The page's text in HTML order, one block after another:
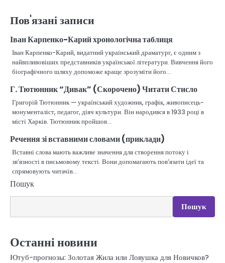
Пов'язані записи
Іван Карпенко-Карий хронологічна таблиця
Іван Карпенко-Карий, видатний український драматург, є одним з
найвпливовіших представників української літератури. Вивчення його
біографічного шляху допоможе краще зрозуміти його…
Г. Тютюнник “Дивак” (Скорочено) Читати Стисло
Григорій Тютюнник — український художник, графік, живописець-
монументаліст, педагог, діяч культури. Він народився в 1933 році в
місті Харків. Тютюнник пройшов…
Речення зі вставними словами (приклади)
Вставні слова мають важливе значення для створення потоку і
зв’язності в письмовому тексті. Вони допомагають пов’язати ідеї та
спрямовують читачів…
Пошук
Пошук
Останні новини
Ютуб-прогнозы: Золотая Жила или Ловушка для Новичков?